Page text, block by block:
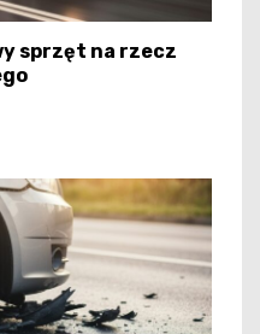
sprzęt na rzecz